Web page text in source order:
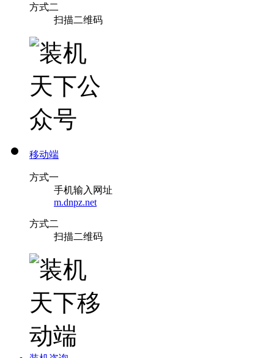
方式二
扫描二维码
移动端
方式一
手机输入网址
m.dnpz.net
方式二
扫描二维码